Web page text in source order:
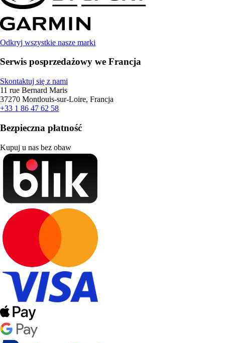
Odkryj wszystkie nasze marki
Serwis posprzedażowy we Francja
Skontaktuj się z nami
11 rue Bernard Maris
37270 Montlouis-sur-Loire, Francja
+33 1 86 47 62 58
Bezpieczna płatność
Kupuj u nas bez obaw